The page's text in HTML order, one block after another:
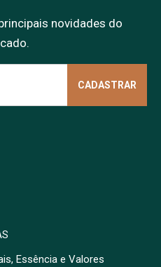
novidades do
Essência e Valores